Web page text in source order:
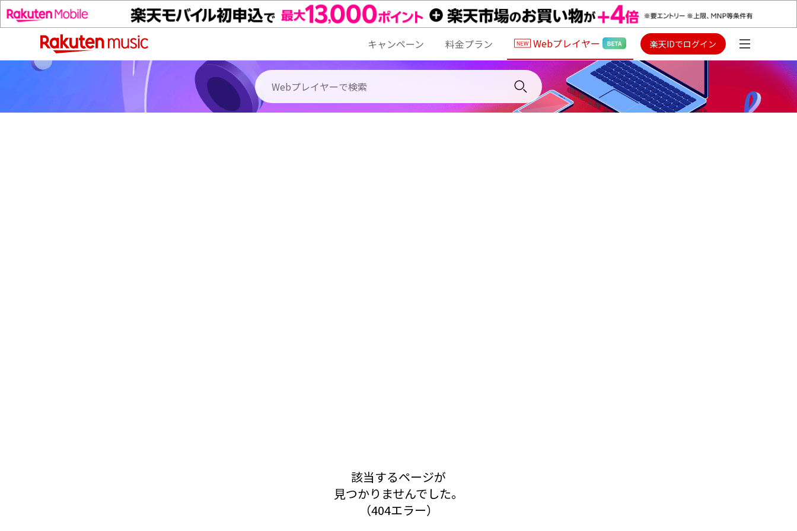
キャンペーン 料金プラン Webプレイヤー 楽天IDでログイン
該当するページが
見つかりませんでした。
（404エラー）